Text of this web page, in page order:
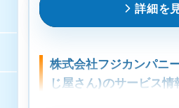
詳細を
株式会社フジカンパニ
じ屋さん)のサービス情